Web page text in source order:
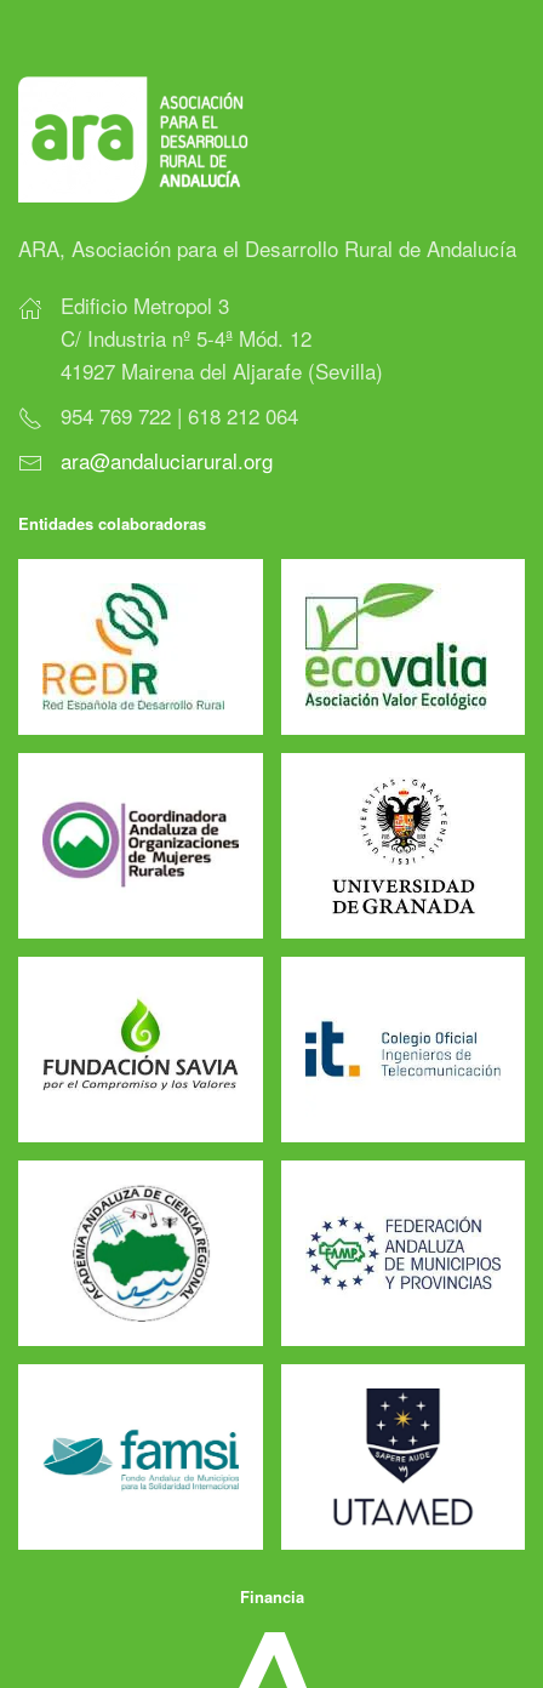
ARA, Asociación para el Desarrollo Rural de Andalucía
Edificio Metropol 3
C/ Industria nº 5-4ª Mód. 12
41927 Mairena del Aljarafe (Sevilla)
954 769 722 | 618 212 064
ara@andaluciarural.org
Entidades colaboradoras
Financia